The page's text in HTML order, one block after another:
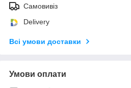
Самовивіз
Delivery
Всі умови доставки
Умови оплати